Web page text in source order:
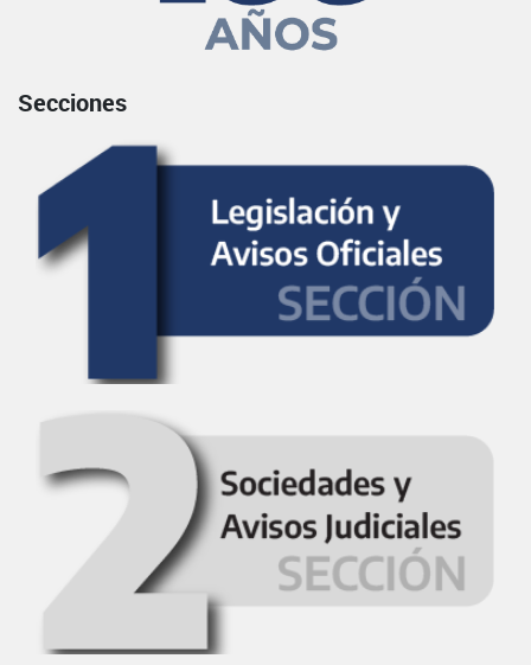
Secciones